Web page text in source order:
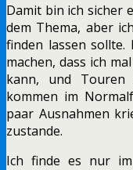
Damit bin ich sicher
dem Thema, aber
finden lassen
machen, dass ich
kann, und
kommen im
paar Ausnahmen
zustande.
Ich finde es nur